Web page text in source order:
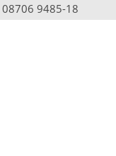
08706 9485-18